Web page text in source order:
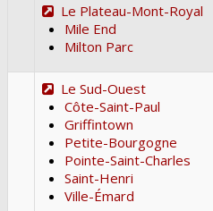
Le Plateau-Mont-Royal
Mile End
Milton Parc
Le Sud-Ouest
Côte-Saint-Paul
Griffintown
Petite-Bourgogne
Pointe-Saint-Charles
Saint-Henri
Ville-Émard